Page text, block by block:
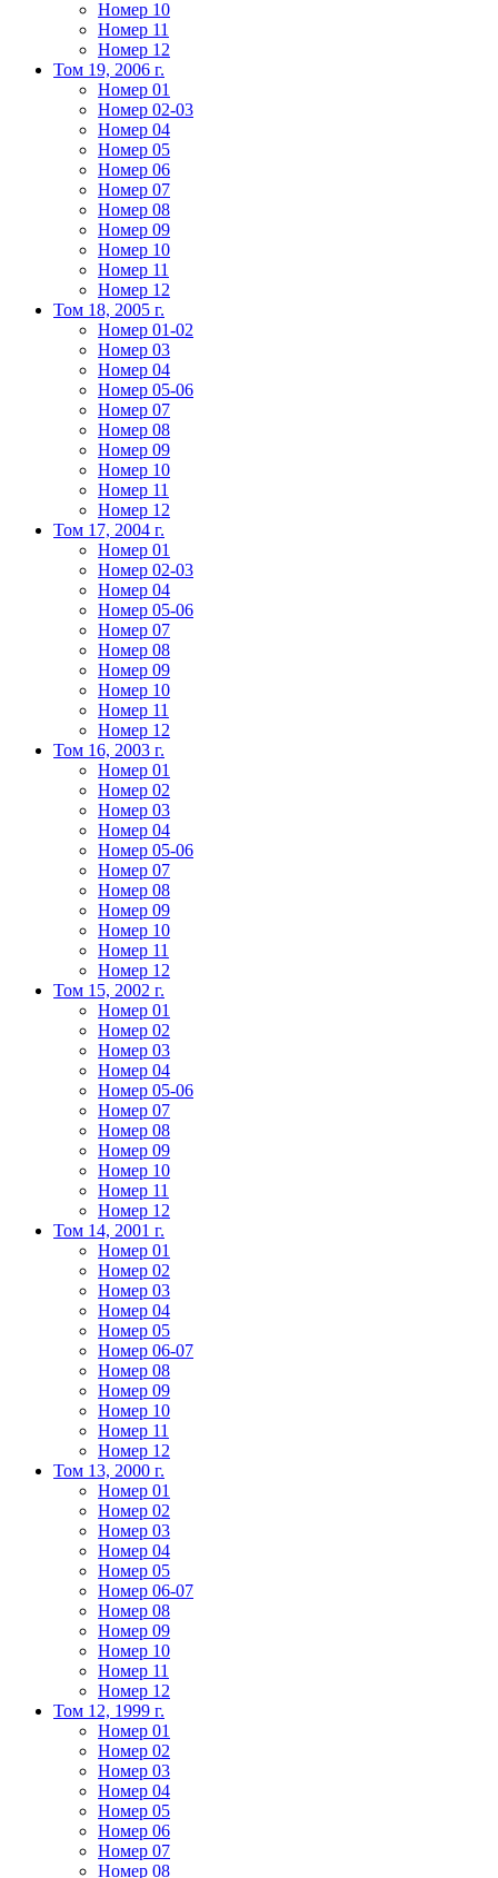
Номер 10
Номер 11
Номер 12
Том 19, 2006 г.
Номер 01
Номер 02-03
Номер 04
Номер 05
Номер 06
Номер 07
Номер 08
Номер 09
Номер 10
Номер 11
Номер 12
Том 18, 2005 г.
Номер 01-02
Номер 03
Номер 04
Номер 05-06
Номер 07
Номер 08
Номер 09
Номер 10
Номер 11
Номер 12
Том 17, 2004 г.
Номер 01
Номер 02-03
Номер 04
Номер 05-06
Номер 07
Номер 08
Номер 09
Номер 10
Номер 11
Номер 12
Том 16, 2003 г.
Номер 01
Номер 02
Номер 03
Номер 04
Номер 05-06
Номер 07
Номер 08
Номер 09
Номер 10
Номер 11
Номер 12
Том 15, 2002 г.
Номер 01
Номер 02
Номер 03
Номер 04
Номер 05-06
Номер 07
Номер 08
Номер 09
Номер 10
Номер 11
Номер 12
Том 14, 2001 г.
Номер 01
Номер 02
Номер 03
Номер 04
Номер 05
Номер 06-07
Номер 08
Номер 09
Номер 10
Номер 11
Номер 12
Том 13, 2000 г.
Номер 01
Номер 02
Номер 03
Номер 04
Номер 05
Номер 06-07
Номер 08
Номер 09
Номер 10
Номер 11
Номер 12
Том 12, 1999 г.
Номер 01
Номер 02
Номер 03
Номер 04
Номер 05
Номер 06
Номер 07
Номер 08